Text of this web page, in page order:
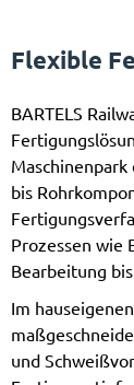
Flexible
BARTELS
bis
Prozessen wie
Bearbeitung
Im
und